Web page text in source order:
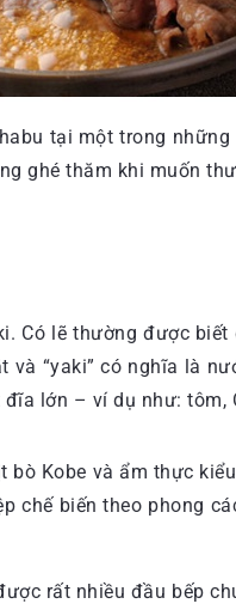
tại một trong
ghé thăm khi muốn
Có lẽ thường được
“yaki” có nghĩa là
lớn – ví dụ như: tôm,
Kobe và ẩm thực
chế biến theo phong
rất nhiều đầu bếp